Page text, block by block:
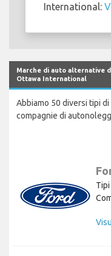
International:
Marche di auto alternative
Ottawa International
Abbiamo 50 diversi tipi
compagnie di